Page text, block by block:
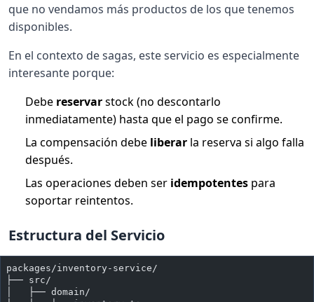
que no vendamos más productos de los que tenemos
disponibles.
En el contexto de sagas, este servicio es especialmente
interesante porque:
Debe reservarstock (no descontarlo
inmediatamente) hasta que el pago se confirme.
La compensación debe liberar la reserva si algo falla
después.
Las operaciones deben ser idempotentes para
soportar reintentos.
Estructura del Servicio
packages/inventory-service/
├── src/
│   ├── domain/